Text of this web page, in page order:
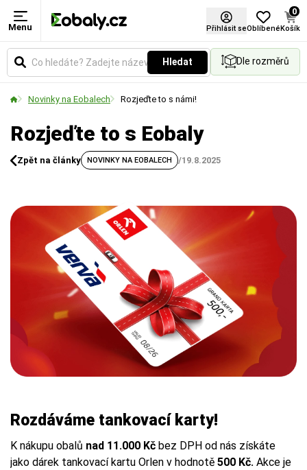
Menu Přihlásit seOblíbené
0
Košík
Hledat Dle rozměrů
Novinky na Eobalech Rozjeďte to s námi!
Rozjeďte to s Eobaly
Zpět na články NOVINKY NA EOBALECH /19.8.2025
Rozdáváme tankovací karty!
K nákupu obalů nad 11.000 Kč bez DPH od nás získáte
jako dárek tankovací kartu Orlen v hodnotě 500 Kč. Akce je